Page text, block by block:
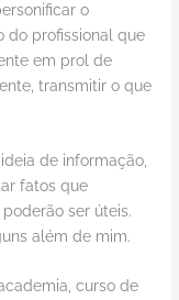
o
do profissional que
em prol de
transmitir o que
de informação,
fatos que
ser úteis.
além de mim.
curso de